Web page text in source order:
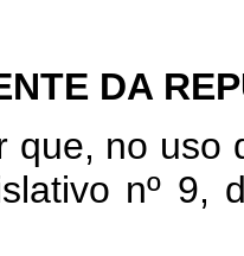
DA
no uso
nº 9,